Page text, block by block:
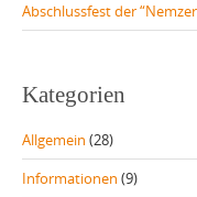
Abschlussfest der
Kategorien
Allgemein (28)
Informationen (9)